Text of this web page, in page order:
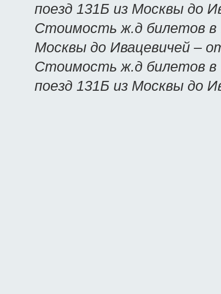
поезд 131Б из Москвы до
Стоимость ж.д билетов в
Москвы до Ивацевичей –
Стоимость ж.д билетов в
поезд 131Б из Москвы до